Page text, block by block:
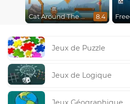
Cat Around The World 8.4
Jeux de Puzzle
Jeux de Logique